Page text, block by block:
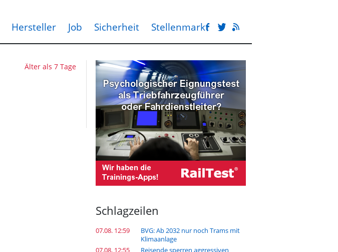
Hersteller Job Sicherheit Stellenmarkt
Älter als 7 Tage
Schlagzeilen
07.08. 12:59
BVG: Ab 2032 nur noch Trams mit
Klimaanlage
07.08. 12:55
Reisende sperren aggressiven